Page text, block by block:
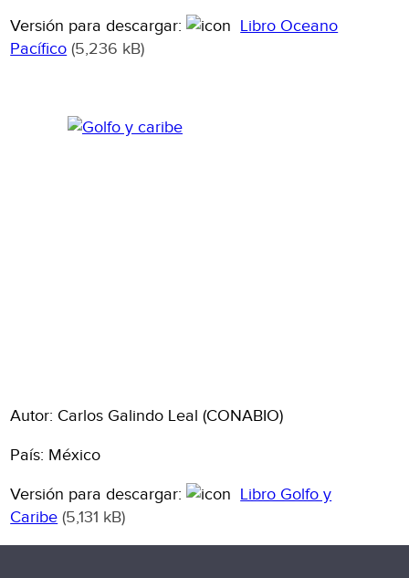
Versión para descargar:
Libro Oceano
Pacífico (5,236 kB)
Autor: Carlos Galindo Leal (CONABIO)
País: México
Versión para descargar:
Libro Golfo y
Caribe (5,131 kB)